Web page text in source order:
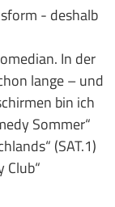
- deshalb
In der
lange – und
bin ich
Sommer“
(SAT.1)
Club“